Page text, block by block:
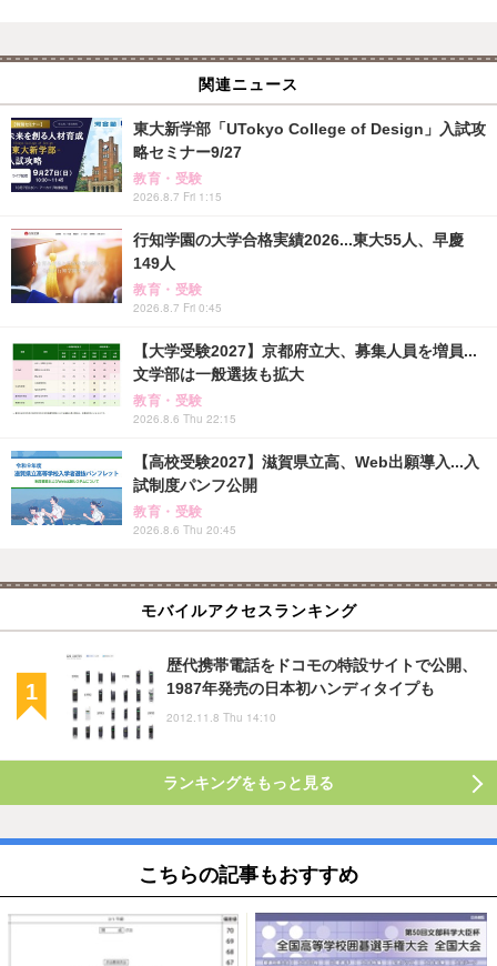
関連ニュース
東大新学部「UTokyo College of Design」入試攻
略セミナー9/27
教育・受験
2026.8.7 Fri 1:15
行知学園の大学合格実績2026...東大55人、早慶
149人
教育・受験
2026.8.7 Fri 0:45
【大学受験2027】京都府立大、募集人員を増員...
文学部は一般選抜も拡大
教育・受験
2026.8.6 Thu 22:15
【高校受験2027】滋賀県立高、Web出願導入...入
試制度パンフ公開
教育・受験
2026.8.6 Thu 20:45
モバイルアクセスランキング
歴代携帯電話をドコモの特設サイトで公開、
1987年発売の日本初ハンディタイプも
2012.11.8 Thu 14:10
ランキングをもっと見る
こちらの記事もおすすめ